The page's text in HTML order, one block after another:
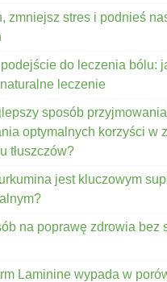
zmniejsz stres i podnieś
do leczenia bólu:
leczenie
sposób
optymalnych korzyści w
tłuszczów?
jest kluczowym
na poprawę zdrowia bez
Laminine wypada w